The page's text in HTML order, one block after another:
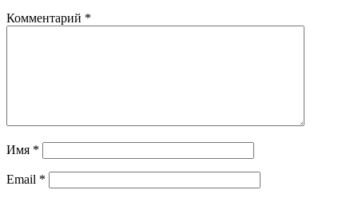
Комментарий *
Имя *
Email *